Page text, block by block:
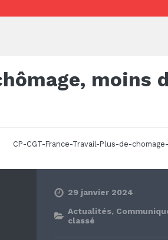
moins
CP-CGT-France-Travail-Plus-de-
29 janvier 2024
Actualités,
classé